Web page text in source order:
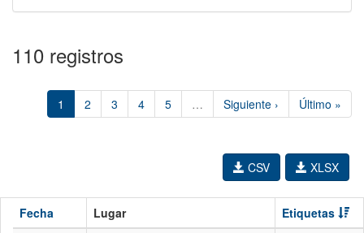
110 registros
1 2 3 4 5 … Siguiente › Último »
XLSX
CSV
Fecha Lugar
Etiquetas